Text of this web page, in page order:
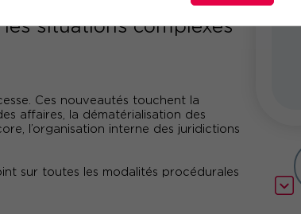
situations complexes
Ces nouveautés touchent la
affaires, la dématérialisation des
l’organisation interne des juridictions
sur toutes les modalités procédurales